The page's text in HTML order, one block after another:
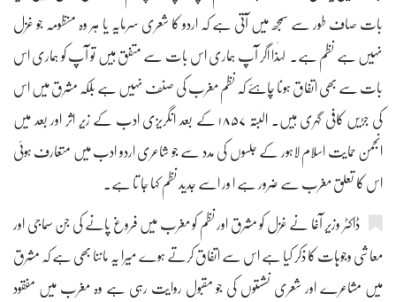
بات صاف طور سے سمجھ میں آتی ہے کہ اردو کا شعری سرمایہ یا ہر وہ منظومہ جو غزل
نہیں ہے نظم ہے۔ لہٰذا اگر آپ ہماری اس بات سے متفق ہیں تو آپ کو ہماری اس
بات سے بھی اتفاق ہونا چاہئے کہ نظم مغرب کی صنف نہیں ہے بلکہ مشرق میں اس
کی جڑیں کافی گہری ہیں۔ البتّہ ۱۸۵۷ کے بعد انگریزی ادب کے زیرِ اثر اور بعد میں
انجمن حمایت اسلام لاہور کے جلسوں کی مدد سے جو شاعری اردو ادب میں متعارف ہوئی
اس کا تعلق مغرب سے ضرور ہے ا ور اسے جدید نظم کہا جا تا ہے۔
ڈاکٹر وزیر آغا نے غزل کو مشرق اور نظم کو مغرب میں فروغ پانے کی جن سماجی اور
معاشی وجوہات کا ذکر کیا ہے اس سے اتفاق کرتے ہوے میرا یہ ماننا بھی ہے کہ مشرق
میں مشاعرے اور شعری نشستوں کی جو مقبول روایت رہی ہے وہ مغرب میں مفقود